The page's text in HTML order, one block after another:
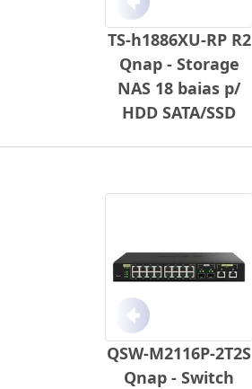
TS-h1886XU-RP R2
Qnap - Storage
NAS 18 baias p/
HDD SATA/SSD
Anterior
QSW-M2116P-2T2S
Qnap - Switch
Anterior